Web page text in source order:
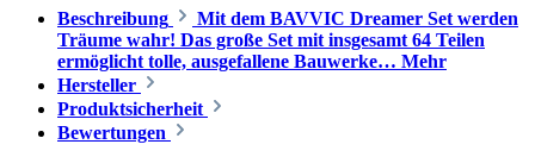
Beschreibung
Mit dem BAVVIC Dreamer Set werden
Träume wahr! Das große Set mit insgesamt 64 Teilen
ermöglicht tolle, ausgefallene Bauwerke… Mehr
Hersteller
Produktsicherheit
Bewertungen